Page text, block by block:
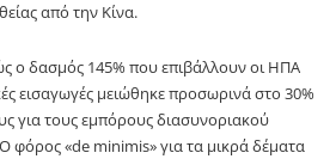
από την Κίνα.
ο δασμός 145% που επιβάλλουν οι ΗΠΑ
εισαγωγές μειώθηκε προσωρινά στο 30%
για τους εμπόρους διασυνοριακού
φόρος «de minimis» για τα μικρά δέματα